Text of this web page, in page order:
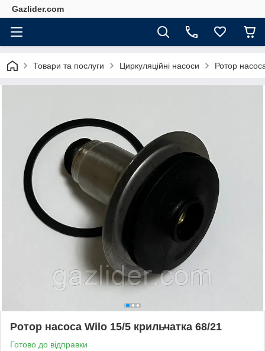
Gazlider.com
Товари та послуги Циркуляційні насоси Ротор
Ротор насоса Wilo 15/5 крильчатка 68/21
Готово до відправки